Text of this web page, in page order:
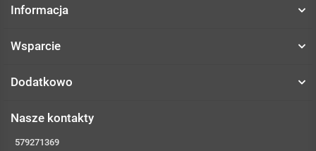
Informacja
Wsparcie
Dodatkowo
Nasze kontakty
579271369